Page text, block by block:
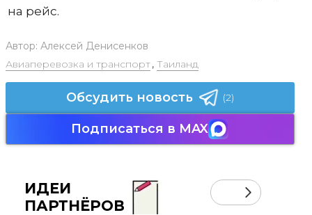
на рейс.
Автор: Алексей Денисенков
Авиаперевозка и транспорт, Таиланд
Обсудить новость (2)
Подписаться в MAX
ИДЕИ
ПАРТНЁРОВ